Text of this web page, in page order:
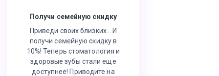
Получи семейную скидку
Приведи своих близких… И
получи семейную скидку в
10%! Теперь стоматология и
здоровые зубы стали еще
доступнее! Приводите на